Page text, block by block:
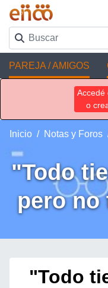
PAREJA / AMIGOS
Accedé
o
Inicio Notas y Foros
"Todo
pero no
"Todo